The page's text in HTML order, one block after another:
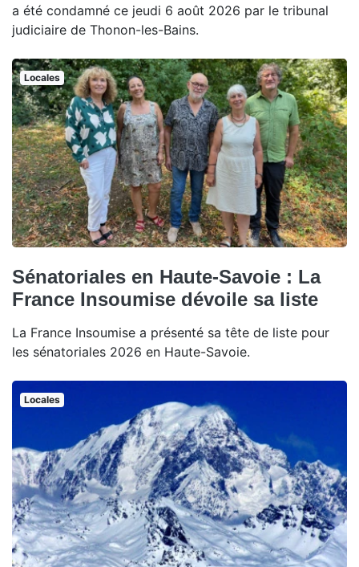
a été condamné ce jeudi 6 août 2026 par le tribunal
judiciaire de Thonon-les-Bains.
Locales
Sénatoriales en Haute-Savoie : La
France Insoumise dévoile sa liste
La France Insoumise a présenté sa tête de liste pour
les sénatoriales 2026 en Haute-Savoie.
Locales